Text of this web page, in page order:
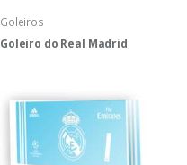
Goleiros
Goleiro do Real Madrid